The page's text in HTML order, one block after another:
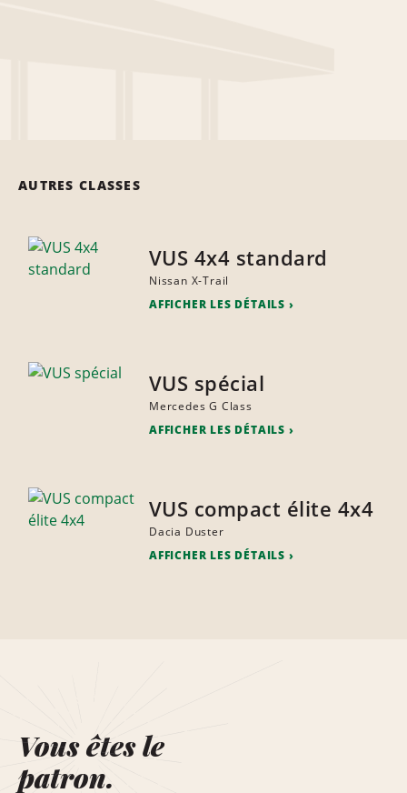
AUTRES CLASSES
VUS 4x4 standard
Nissan X-Trail
AFFICHER LES DÉTAILS
VUS spécial
Mercedes G Class
AFFICHER LES DÉTAILS
VUS compact élite 4x4
Dacia Duster
AFFICHER LES DÉTAILS
Vous êtes le
patron.